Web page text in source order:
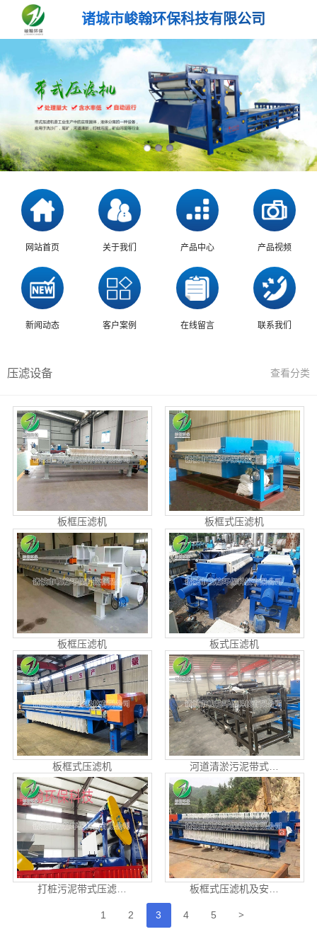
诸城市峻翰环保科技有限公司
网站首页 关于我们 产品中心 产品视频
新闻动态 客户案例 在线留言 联系我们
压滤设备 查看分类
板框压滤机 板框式压滤机
板框压滤机 板式压滤机
板框式压滤机 河道清淤污泥带式…
打桩污泥带式压滤… 板框式压滤机及安…
1 2 3 4 5 >